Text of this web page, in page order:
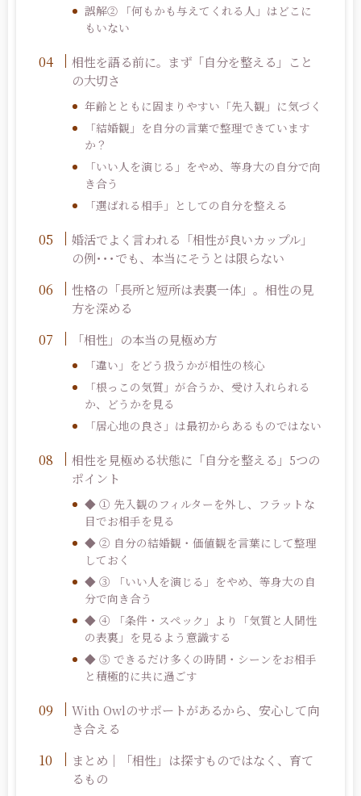
誤解②
「何もかも与えてくれる人」はどこに
もいない
相性を語る前に。 まず「自分を整える」こと
の大切さ
年齢とともに固まりやすい「先入観」に気づく
「結婚観」を自分の言葉で整理できています
か？
「いい人を演じる」をやめ、等身大の自分で向
き合う
「選ばれる相手」としての自分を整える
婚活でよく言われる「相性が良いカップル」
の例･･･でも、本当にそうとは限らない
性格の「長所と短所は表裏一体」。相性の見
方を深める
「相性」の本当の見極め方
「違い」をどう扱うかが相性の核心
「根っこの気質」が合うか、受け入れられる
か、どうかを見る
「居心地の良さ」は最初からあるものではない
相性を見極める状態に「自分を整える」 5つの
ポイント
◆ ① 先入観のフィルターを外し、フラットな
目でお相手を見る
◆ ② 自分の結婚観・価値観を言葉にして整理
しておく
◆ ③ 「いい人を演じる」をやめ、等身大の自
分で向き合う
◆ ④ 「条件・スペック」より「気質と人間性
の表裏」を見るよう意識する
◆ ⑤ できるだけ多くの時間・シーンをお相手
と積極的に共に過ごす
With Owlのサポートがあるから、安心して向
き合える
まとめ｜「相性」は探すものではなく、育て
るもの